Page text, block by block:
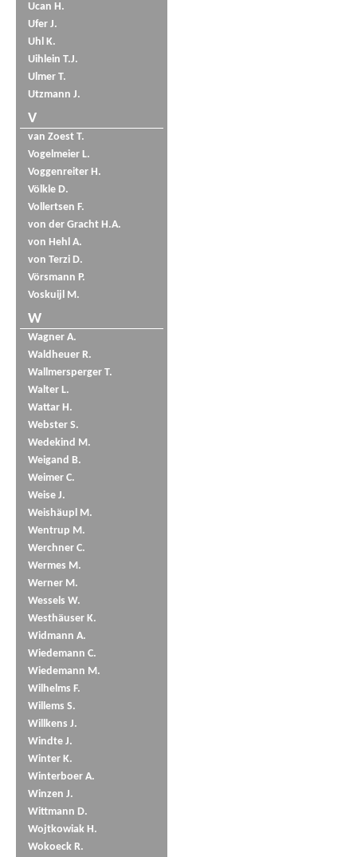
Ucan H.
Ufer J.
Uhl K.
Uihlein T.J.
Ulmer T.
Utzmann J.
V
van Zoest T.
Vogelmeier L.
Voggenreiter H.
Völkle D.
Vollertsen F.
von der Gracht H.A.
von Hehl A.
von Terzi D.
Vörsmann P.
Voskuijl M.
W
Wagner A.
Waldheuer R.
Wallmersperger T.
Walter L.
Wattar H.
Webster S.
Wedekind M.
Weigand B.
Weimer C.
Weise J.
Weishäupl M.
Wentrup M.
Werchner C.
Wermes M.
Werner M.
Wessels W.
Westhäuser K.
Widmann A.
Wiedemann C.
Wiedemann M.
Wilhelms F.
Willems S.
Willkens J.
Windte J.
Winter K.
Winterboer A.
Winzen J.
Wittmann D.
Wojtkowiak H.
Wokoeck R.